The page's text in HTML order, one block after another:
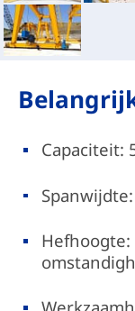
Capaciteit:
Hefhoogte: